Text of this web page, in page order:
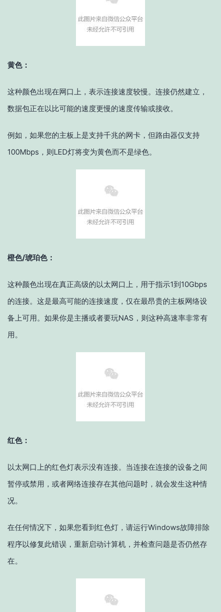
黄色：
这种颜色出现在网口上，表示连接速度较慢。连接仍然建立，
数据包正在以比可能的速度更慢的速度传输或接收。
例如，如果您的主板上是支持千兆的网卡，但路由器仅支持
100Mbps，则LED灯将变为黄色而不是绿色。
橙色/琥珀色：
这种颜色出现在真正高级的以太网口上，用于指示1到10Gbps
的连接。这是最高可能的连接速度，仅在最昂贵的主板网络设
备上可用。如果你是主播或者要玩NAS，则这种高速率非常有
用。
红色：
以太网口上的红色灯表示没有连接。当连接在连接的设备之间
暂停或禁用，或者网络连接存在其他问题时，就会发生这种情
况。
在任何情况下，如果您看到红色灯，请运行Windows故障排除
程序以修复此错误，重新启动计算机，并检查问题是否仍然存
在。